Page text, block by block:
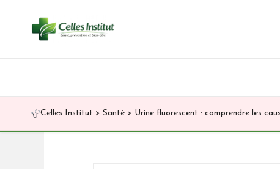
Celles Institut > Santé> Urine fluorescent : comprendre les